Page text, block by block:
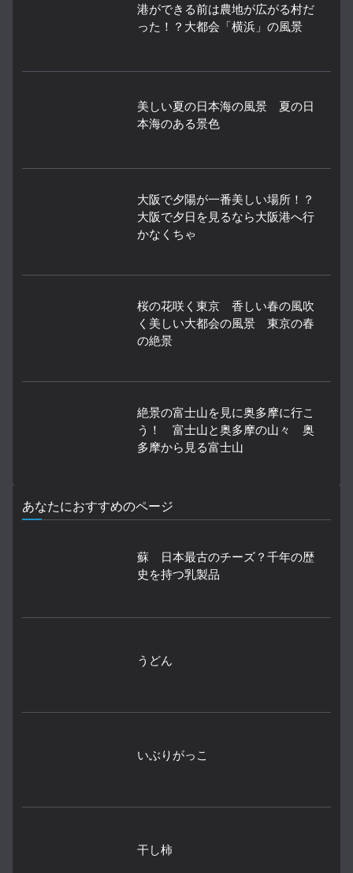
港ができる前は農地が広がる村だ
った！？大都会「横浜」の風景
美しい夏の日本海の風景 夏の日
本海のある景色
大阪で夕陽が一番美しい場所！？
大阪で夕日を見るなら大阪港へ行
かなくちゃ
桜の花咲く東京 香しい春の風吹
く美しい大都会の風景 東京の春
の絶景
絶景の富士山を見に奥多摩に行こ
う！ 富士山と奥多摩の山々 奥
多摩から見る富士山
あなたにおすすめのページ
蘇 日本最古のチーズ？千年の歴
史を持つ乳製品
うどん
いぶりがっこ
干し柿